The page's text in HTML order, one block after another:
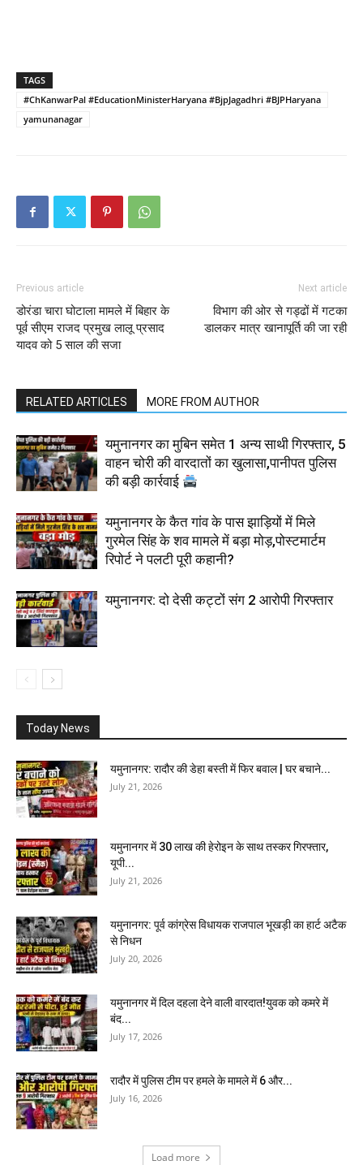
TAGS
#ChKanwarPal #EducationMinisterHaryana #BjpJagadhri #BJPHaryana
yamunanagar
Previous article
डोरंडा चारा घोटाला मामले में बिहार के
पूर्व सीएम राजद प्रमुख लालू प्रसाद
यादव को 5 साल की सजा
Next article
विभाग की ओर से गड्ढों में गटका
डालकर मात्र खानापूर्ति की जा रही
RELATED ARTICLES MORE FROM AUTHOR
यमुनानगर का मुबिन समेत 1 अन्य साथी गिरफ्तार, 5
वाहन चोरी की वारदातों का खुलासा,पानीपत पुलिस
की बड़ी कार्रवाई
यमुनानगर के कैत गांव के पास झाड़ियों में मिले
गुरमेल सिंह के शव मामले में बड़ा मोड़,पोस्टमार्टम
रिपोर्ट ने पलटी पूरी कहानी?
यमुनानगर: दो देसी कट्टों संग 2 आरोपी गिरफ्तार
Today News
यमुनानगर: रादौर की डेहा बस्ती में फिर बवाल | घर बचाने...
July 21, 2026
यमुनानगर में 30 लाख की हेरोइन के साथ तस्कर गिरफ्तार,
यूपी...
July 21, 2026
यमुनानगर: पूर्व कांग्रेस विधायक राजपाल भूखड़ी का हार्ट अटैक
से निधन
July 20, 2026
यमुनानगर में दिल दहला देने वाली वारदात!युवक को कमरे में
बंद...
July 17, 2026
रादौर में पुलिस टीम पर हमले के मामले में 6 और...
July 16, 2026
Load more